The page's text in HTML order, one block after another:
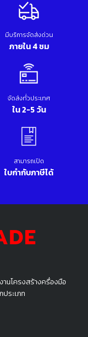
านโครงสร้างครื่องมือ
ระเภท
มีบริการจัดส่งด่วน
ภายใน 4 ชม
จัดส่งทั่วประเทศ
ใน 2-5 วัน
สามารถเปิด
ใบกำกับภาษีได้